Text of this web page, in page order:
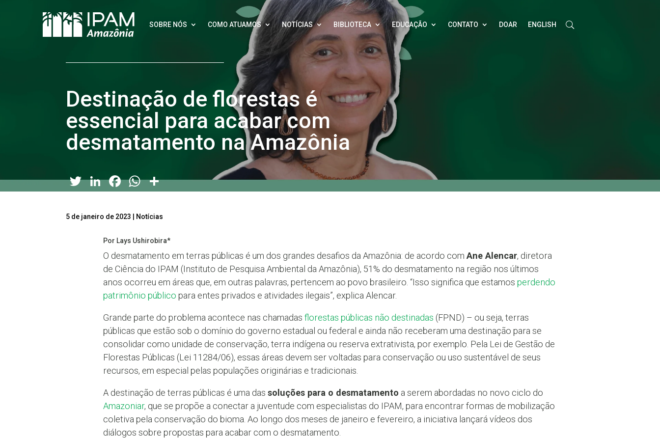
SOBRE NÓS COMO ATUAMOS NOTÍCIAS BIBLIOTECA EDUCAÇÃO CONTATO DOAR ENGLISH
Destinação de florestas é
essencial para acabar com
desmatamento na Amazônia
Twitter
LinkedIn
Facebook
WhatsApp
Share
5 de janeiro de 2023 Notícias
Por Lays Ushirobira*
O desmatamento em terras públicas é um dos grandes desafios da Amazônia: de acordo com Ane Alencar, diretora
de Ciência do IPAM (Instituto de Pesquisa Ambiental da Amazônia), 51% do desmatamento na região nos últimos
anos ocorreu em áreas que, em outras palavras, pertencem ao povo brasileiro. “Isso significa que estamos perdendo
patrimônio público para entes privados e atividades ilegais”, explica Alencar.
Grande parte do problema acontece nas chamadas florestas públicas não destinadas (FPND) – ou seja, terras
públicas que estão sob o domínio do governo estadual ou federal e ainda não receberam uma destinação para se
consolidar como unidade de conservação, terra indígena ou reserva extrativista, por exemplo. Pela Lei de Gestão de
Florestas Públicas (Lei 11284/06), essas áreas devem ser voltadas para conservação ou uso sustentável de seus
recursos, em especial pelas populações originárias e tradicionais.
A destinação de terras públicas é uma das soluções para o desmatamento a serem abordadas no novo ciclo do
Amazoniar, que se propõe a conectar a juventude com especialistas do IPAM, para encontrar formas de mobilização
coletiva pela conservação do bioma. Ao longo dos meses de janeiro e fevereiro, a iniciativa lançará vídeos dos
diálogos sobre propostas para acabar com o desmatamento.